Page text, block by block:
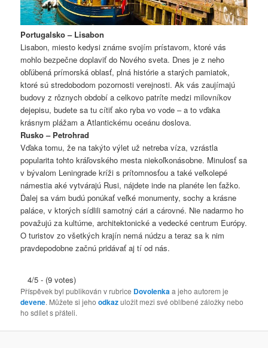
Portugalsko – Lisabon
Lisabon, miesto kedysi známe svojím prístavom, ktoré vás
mohlo bezpečne doplaviť do Nového sveta. Dnes je z neho
obľúbená prímorská oblasť, plná histórie a starých pamiatok,
ktoré sú stredobodom pozornosti verejnosti. Ak vás zaujímajú
budovy z rôznych období a celkovo patríte medzi milovníkov
dejepisu, budete sa tu cítiť ako ryba vo vode – a to vďaka
krásnym plážam a Atlantickému oceánu doslova.
Rusko – Petrohrad
Vďaka tomu, že na takýto výlet už netreba víza, vzrástla
popularita tohto kráľovského mesta niekoľkonásobne. Minulosť sa
v bývalom Leningrade kríži s prítomnosťou a také veľkolepé
námestia aké vytvárajú Rusi, nájdete inde na planéte len ťažko.
Ďalej sa vám budú ponúkať veľké monumenty, sochy a krásne
paláce, v ktorých sídlili samotný cári a cárovné. Nie nadarmo ho
považujú za kultúrne, architektonické a vedecké centrum Európy.
O turistov zo všetkých krajín nemá núdzu a teraz sa k nim
pravdepodobne začnú pridávať aj tí od nás.
4/5 - (9 votes)
Příspěvek byl publikován v rubrice Dovolenkaa jeho autorem je
devene. Můžete si jehoodkazuložit mezi své oblíbené záložky nebo
ho sdílet s přáteli.